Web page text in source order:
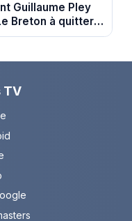
Guillaume Pley
Breton à quitter
TV